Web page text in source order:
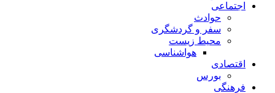
اجتماعی
حوادث
سفر و گردشگری
محیط زیست
هواشناسی
اقتصادی
بورس
فرهنگی